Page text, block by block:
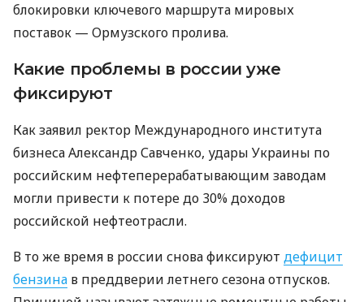
блокировки ключевого маршрута мировых
поставок — Ормузского пролива.
Какие проблемы в россии уже
фиксируют
Как заявил ректор Международного института
бизнеса Александр Савченко, удары Украины по
российским нефтеперерабатывающим заводам
могли привести к потере до 30% доходов
российской нефтеотрасли.
В то же время в россии снова фиксируют дефицит
бензина в преддверии летнего сезона отпусков.